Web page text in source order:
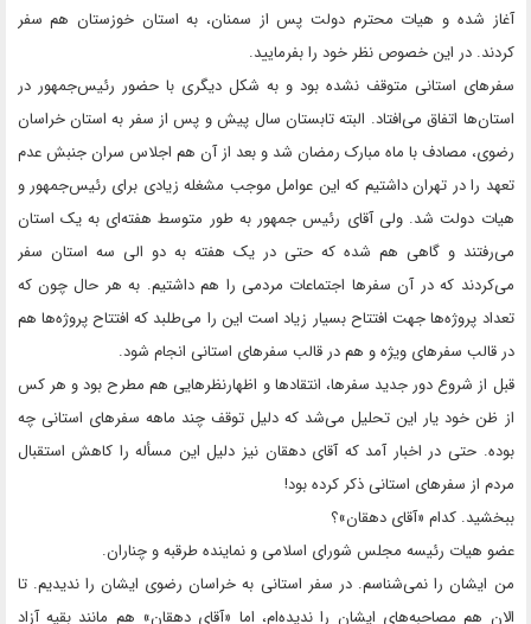
آغاز شده و هیات محترم دولت پس از سمنان، به استان خوزستان هم سفر
کردند. در این خصوص نظر خود را بفرمایید.
سفرهای استانی متوقف نشده بود و به شکل دیگری با حضور رئیس‌جمهور در
استان‌ها اتفاق می‌افتاد. البته تابستان سال پیش و پس از سفر به استان خراسان
رضوی، مصادف با ماه مبارک رمضان شد و بعد از آن هم اجلاس سران جنبش عدم
تعهد را در تهران داشتیم که این عوامل موجب مشغله زیادی برای رئیس‌جمهور و
هیات دولت شد. ولی آقای رئیس جمهور به طور متوسط هفته‌ای به یک استان
می‌رفتند و گاهی هم شده که حتی در یک هفته به دو الی سه استان سفر
می‌کردند که در آن سفرها اجتماعات مردمی را هم داشتیم. به هر حال چون که
تعداد پروژه‌ها جهت افتتاح بسیار زیاد است این را می‌طلبد که افتتاح پروژه‌ها هم
در قالب سفرهای ویژه و هم در قالب سفرهای استانی انجام شود.
قبل از شروع دور جدید سفرها، انتقادها و اظهارنظرهایی هم مطرح بود و هر کس
از ظن خود یار این تحلیل می‌شد که دلیل توقف چند ماهه سفرهای استانی چه
بوده. حتی در اخبار آمد که آقای دهقان نیز دلیل این مسأله را کاهش استقبال
مردم از سفرهای استانی ذکر کرده بود!
ببخشید. کدام «آقای دهقان»؟
عضو هیات رئیسه مجلس شورای اسلامی و نماینده طرقبه و چناران.
من ایشان را نمی‌شناسم. در سفر استانی به خراسان رضوی ایشان را ندیدیم. تا
الان هم مصاحبه‌های ایشان را ندیده‌ام، اما «آقای دهقان» هم مانند بقیه آزاد